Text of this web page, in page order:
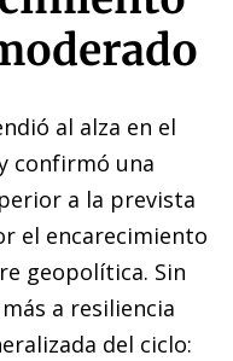
al alza en el
confirmó una
a la prevista
el encarecimiento
geopolítica. Sin
a resiliencia
del ciclo: